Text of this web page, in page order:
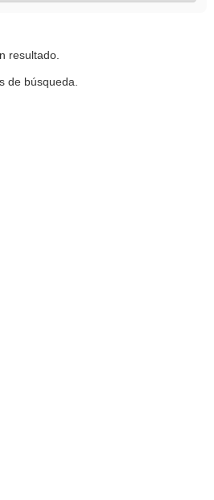
resultado.
de búsqueda.